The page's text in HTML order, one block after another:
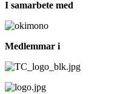
I samarbete med
Medlemmar i